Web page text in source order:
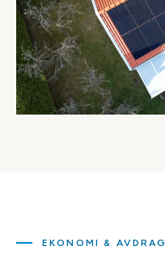
EKONOMI & AVDRAG